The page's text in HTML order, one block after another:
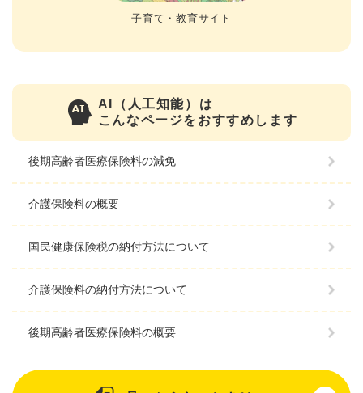
子育て・教育サイト
AI（人工知能）は
こんなページをおすすめします
後期高齢者医療保険料の減免
介護保険料の概要
国民健康保険税の納付方法について
介護保険料の納付方法について
後期高齢者医療保険料の概要